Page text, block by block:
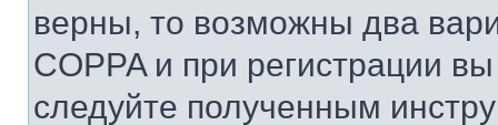
верны, то возможны два
COPPA и при регистрации
следуйте полученным